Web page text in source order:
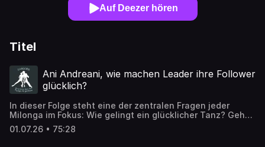
Auf Deezer hören
Titel
Ani Andreani, wie machen Leader ihre Follower
glücklich?
In dieser Folge steht eine der zentralen Fragen jeder
Milonga im Fokus: Wie gelingt ein glücklicher Tanz? Geht
es um sensationelle und beeindruckende
Schrittkombinationen und Tango-Elemente? Ani Andreani
01.07.26 • 75:28